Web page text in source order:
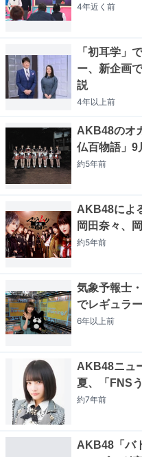
4年近く 前
「初耳学」
ー、新企画
説
4年以上前
AKB48のオ
仏百物語」9
約5年前
AKB48によ
岡田奈々、
約5年前
気象予報士
でレギュラ
6年以上前
AKB48ニュ
夏、「FNS
約7年前
AKB48「バ